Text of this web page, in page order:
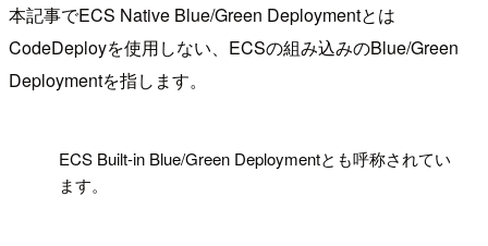
本記事でECS Native Blue/Green Deploymentとは
CodeDeployを使用しない、ECSの組み込みのBlue/Green
Deploymentを指します。
ECS Built-in Blue/Green Deploymentとも呼称されてい
ます。